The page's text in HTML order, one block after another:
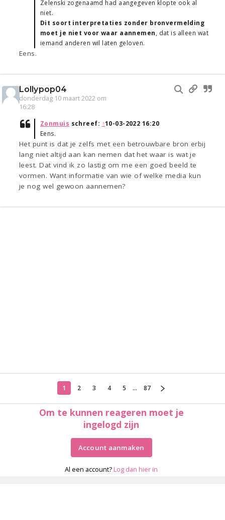
Zelenski zogenaamd had aangegeven klopte ook al
niet.
Dit soort interpretaties zonder bronvermelding
moet je niet voor waar aannemen, dat is alleen wat
iemand anderen wil laten geloven.
Eens.
Lollypop04
donderdag 10 maart 2022 om
16:28
Zonmuis schreef: ↑10-03-2022 16:20
Eens.
Het punt is dat je zelfs met een betrouwbare bron erbij
lang niet altijd aan kan nemen dat het waar is wat je
leest. Dat vind ik zo lastig om me een goed beeld te
vormen. Want informatie van wie of welke media kun
je nog wel gewoon aannemen?
1 2 3 4 5 ... 87
Om te kunnen reageren moet je
ingelogd zijn
Account aanmaken
Al een account? Log dan hier in